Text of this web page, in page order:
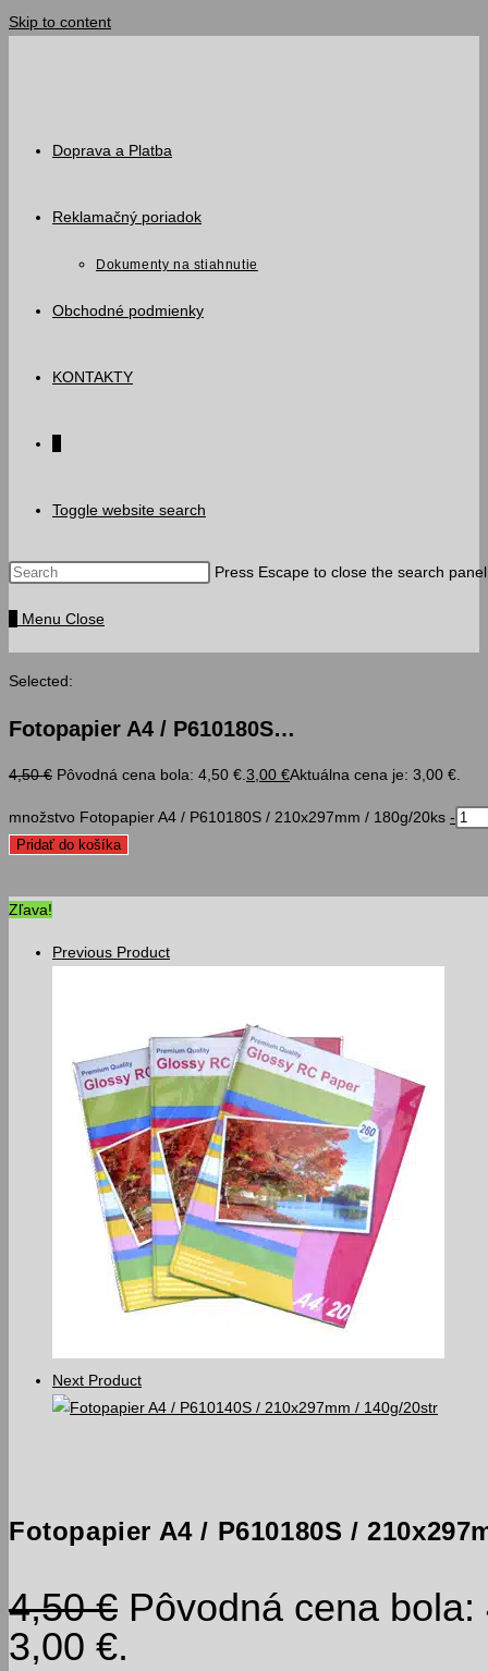
Skip to content
Doprava a Platba
Reklamačný poriadok
Dokumenty na stiahnutie
Obchodné podmienky
KONTAKTY
Toggle website search
Press Escape to close the search
Menu Close
Selected:
Fotopapier A4 / P610180S…
4,50€ Pôvodná cena bola: 4,50 €. 3,00 €Aktuálna cena je: 3,00 €.
množstvo Fotopapier A4 / P610180S / 210x297mm / 180g/20ks -
Pridať do košíka
Zľava!
Previous Product
Next Product
Fotopapier A4 / P610180S /
4,50€ Pôvodná cena bola:
3,00 €.